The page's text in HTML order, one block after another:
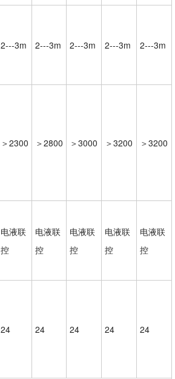
2---3m 2---3m 2---3m 2---3m 2---3m
＞2300 ＞2800 ＞3000 ＞3200 ＞3200
电液联
控
电液联
控
电液联
控
电液联
控
电液联
控
24 24 24 24 24